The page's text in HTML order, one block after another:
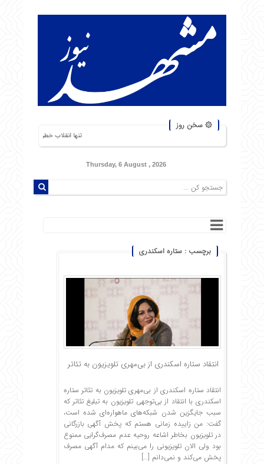
۞ سخن روز
تنها انقلاب خطرناک، انقلاب گرسنگان
Thursday, 6 August , 2026
برچسب : ستاره اسکندری
انتقاد ستاره اسکندری از بی‌مهری تلویزیون به تئاتر
انتقاد ستاره اسکندری از بی‌مهری تلویزیون به تئاتر ستاره
اسکندری با انتقاد از بی‌توجهی تلویزیون به تبلیغ تئاتر که
سبب جایگزین شدن شبکه‌های ماهواره‌ای شده است،
گفت: من زاییده زمانی هستم که پخش آگهی بازرگانی
در تلویزیون بخاطر اشاعه روحیه عدم مصرف‌گرایی ممنوع
بود ولی الان تلویزیونی را می‌بینم که مدام آگهی مصرف
پخش می‌کند و نمی‌دانم […]